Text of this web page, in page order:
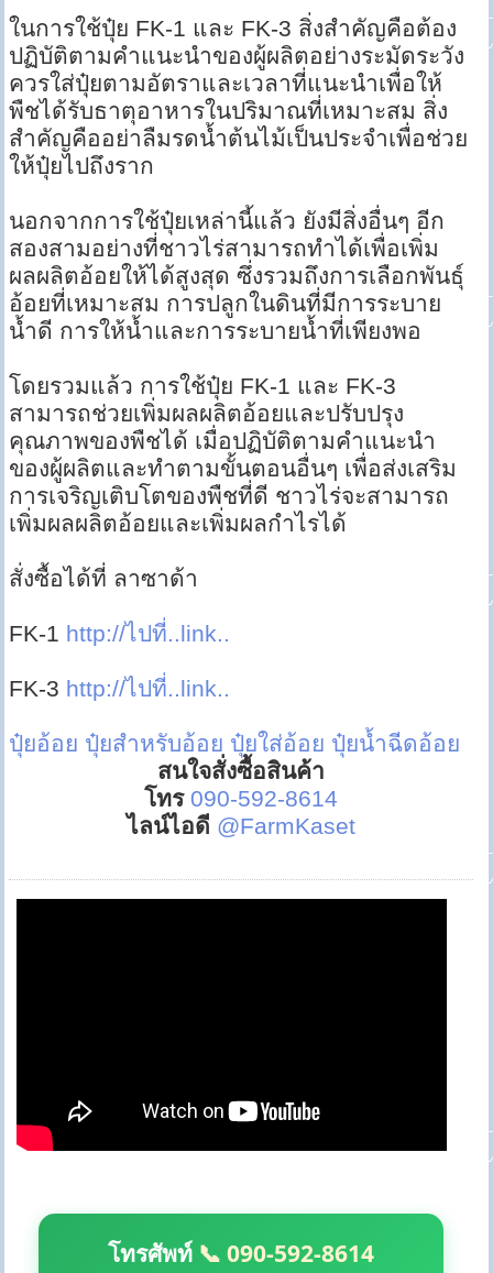
ในการใช้ปุ๋ย FK-1 และ FK-3 สิ่งสำคัญคือต้อง
ปฏิบัติตามคำแนะนำของผู้ผลิตอย่างระมัดระวัง
ควรใส่ปุ๋ยตามอัตราและเวลาที่แนะนำเพื่อให้
พืชได้รับธาตุอาหารในปริมาณที่เหมาะสม สิ่ง
สำคัญคืออย่าลืมรดน้ำต้นไม้เป็นประจำเพื่อช่วย
ให้ปุ๋ยไปถึงราก
นอกจากการใช้ปุ๋ยเหล่านี้แล้ว ยังมีสิ่งอื่นๆ อีก
สองสามอย่างที่ชาวไร่สามารถทำได้เพื่อเพิ่ม
ผลผลิตอ้อยให้ได้สูงสุด ซึ่งรวมถึงการเลือกพันธุ์
อ้อยที่เหมาะสม การปลูกในดินที่มีการระบาย
น้ำดี การให้น้ำและการระบายน้ำที่เพียงพอ
โดยรวมแล้ว การใช้ปุ๋ย FK-1 และ FK-3
สามารถช่วยเพิ่มผลผลิตอ้อยและปรับปรุง
คุณภาพของพืชได้ เมื่อปฏิบัติตามคำแนะนำ
ของผู้ผลิตและทำตามขั้นตอนอื่นๆ เพื่อส่งเสริม
การเจริญเติบโตของพืชที่ดี ชาวไร่จะสามารถ
เพิ่มผลผลิตอ้อยและเพิ่มผลกำไรได้
สั่งซื้อได้ที่ ลาซาด้า
FK-1 http://ไปที่..link..
FK-3 http://ไปที่..link..
ปุ๋ยอ้อย ปุ๋ยสำหรับอ้อย ปุ๋ยใส่อ้อย ปุ๋ยน้ำฉีดอ้อย
สนใจสั่งซื้อสินค้า
โทร 090-592-8614
ไลน์ไอดี @FarmKaset
โทรศัพท์ 📞 090-592-8614